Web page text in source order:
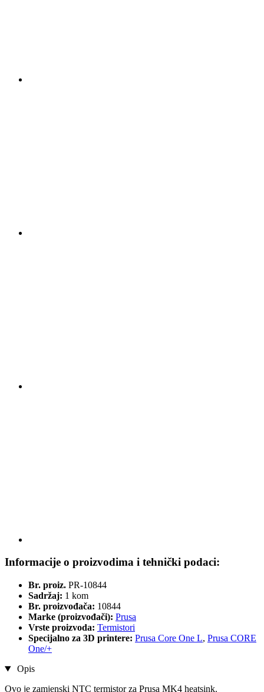
Informacije o proizvodima i tehnički podaci:
Br. proiz. PR-10844
Sadržaj: 1 kom
Br. proizvođača: 10844
Marke (proizvođači): Prusa
Vrste proizvoda: Termistori
Specijalno za 3D printere: Prusa Core One L, Prusa CORE
One/+
Opis
Ovo je zamjenski NTC termistor za Prusa MK4 heatsink.